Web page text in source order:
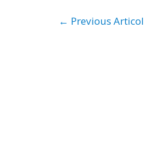
Navigare
← Previous Articol